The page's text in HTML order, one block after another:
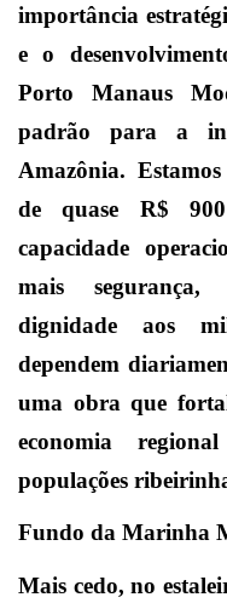
importância
e o
Porto Manaus
padrão para a
Amazônia.
de quase R$
capacidade
mais segurança,
dignidade aos
dependem
uma obra que
economia
populações
Fundo da Marinha
Mais cedo, no